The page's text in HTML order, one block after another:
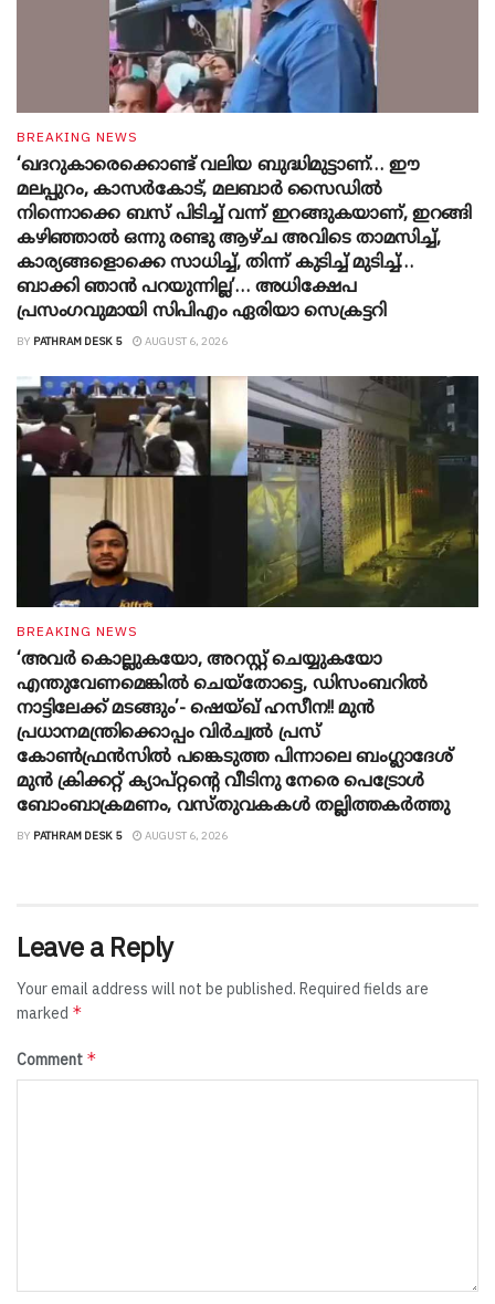
BREAKING NEWS
‘ഖദറുകാരെക്കൊണ്ട് വലിയ ബുദ്ധിമുട്ടാണ്… ഈ
മലപ്പുറം, കാസർകോട്, മലബാർ സൈഡിൽ
നിന്നൊക്കെ ബസ് പിടിച്ച് വന്ന് ഇറങ്ങുകയാണ്, ഇറങ്ങി
കഴിഞ്ഞാൽ ഒന്നു രണ്ടു ആഴ്ച അവിടെ താമസിച്ച്,
കാര്യങ്ങളൊക്കെ സാധിച്ച്, തിന്ന് കുടിച്ച് മുടിച്ച്…
ബാക്കി ഞാൻ പറയുന്നില്ല’… അധിക്ഷേപ
പ്രസംഗവുമായി സിപിഎം ഏരിയാ സെക്രട്ടറി
BY PATHRAM DESK 5 AUGUST 6, 2026
BREAKING NEWS
‘അവർ കൊല്ലുകയോ, അറസ്റ്റ് ചെയ്യുകയോ
എന്തുവേണമെങ്കിൽ ചെയ്തോട്ടെ, ഡിസംബറിൽ
നാട്ടിലേക്ക് മടങ്ങും’- ഷെയ്ഖ് ഹസീന!! മുൻ
പ്രധാനമന്ത്രിക്കൊപ്പം വിർച്വൽ പ്രസ്
കോൺഫ്രൻസിൽ പങ്കെടുത്ത പിന്നാലെ ബംഗ്ലാദേശ്
മുൻ ക്രിക്കറ്റ് ക്യാപ്റ്റന്റെ വീടിനു നേരെ പെട്രോൾ
ബോംബാക്രമണം, വസ്തുവകകൾ തല്ലിത്തകർത്തു
BY PATHRAM DESK 5 AUGUST 6, 2026
Leave a Reply
Your email address will not be published. Required fields are
marked *
Comment *